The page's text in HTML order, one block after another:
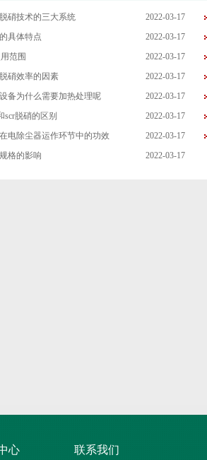
2022-03-17
硝技术的三大系统
2022-03-17
具体特点
2022-03-17
范围
2022-03-17
硝效率的因素
2022-03-17
备为什么需要加热处理呢
2022-03-17
scr脱硝的区别
2022-03-17
电除尘器运作环节中的功效
2022-03-17
格的影响
心 联系我们